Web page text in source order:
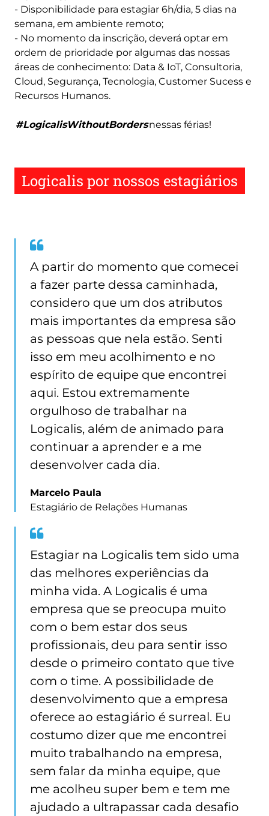
- Disponibilidade para estagiar 6h/dia, 5 dias na
semana, em ambiente remoto;
- No momento da inscrição, deverá optar em
ordem de prioridade por algumas das nossas
áreas de conhecimento: Data & IoT, Consultoria,
Cloud, Segurança, Tecnologia, Customer Sucess e
Recursos Humanos.
#LogicalisWithoutBordersnessas férias!
Logicalis por nossos estagiários
Quote
from
Marcelo
Paula
A partir do momento que comecei
a fazer parte dessa caminhada,
considero que um dos atributos
mais importantes da empresa são
as pessoas que nela estão. Senti
isso em meu acolhimento e no
espírito de equipe que encontrei
aqui. Estou extremamente
orgulhoso de trabalhar na
Logicalis, além de animado para
continuar a aprender e a me
desenvolver cada dia.
Marcelo Paula
Estagiário de Relações Humanas
Quote
from
Imaculada
Conceição
Estagiar na Logicalis tem sido uma
das melhores experiências da
minha vida. A Logicalis é uma
empresa que se preocupa muito
com o bem estar dos seus
profissionais, deu para sentir isso
desde o primeiro contato que tive
com o time. A possibilidade de
desenvolvimento que a empresa
oferece ao estagiário é surreal. Eu
costumo dizer que me encontrei
muito trabalhando na empresa,
sem falar da minha equipe, que
me acolheu super bem e tem me
ajudado a ultrapassar cada desafio